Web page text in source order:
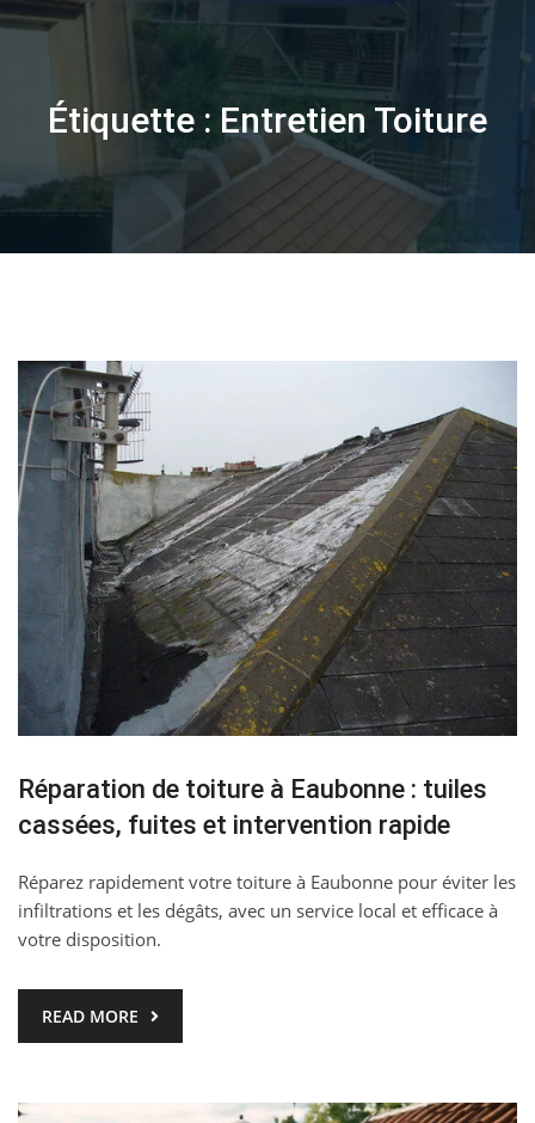
Skip
Étiquette : Entretien Toiture
Réparation de toiture à Eaubonne : tuiles
cassées, fuites et intervention rapide
Réparez rapidement votre toiture à Eaubonne pour éviter les
infiltrations et les dégâts, avec un service local et efficace à
votre disposition.
READ MORE